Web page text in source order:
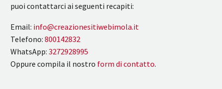
puoi contattarci ai seguenti recapiti:
Email: info@creazionesitiwebimola.it
Telefono: 800142832
WhatsApp: 3272928995
Oppure compila il nostro form di contatto.